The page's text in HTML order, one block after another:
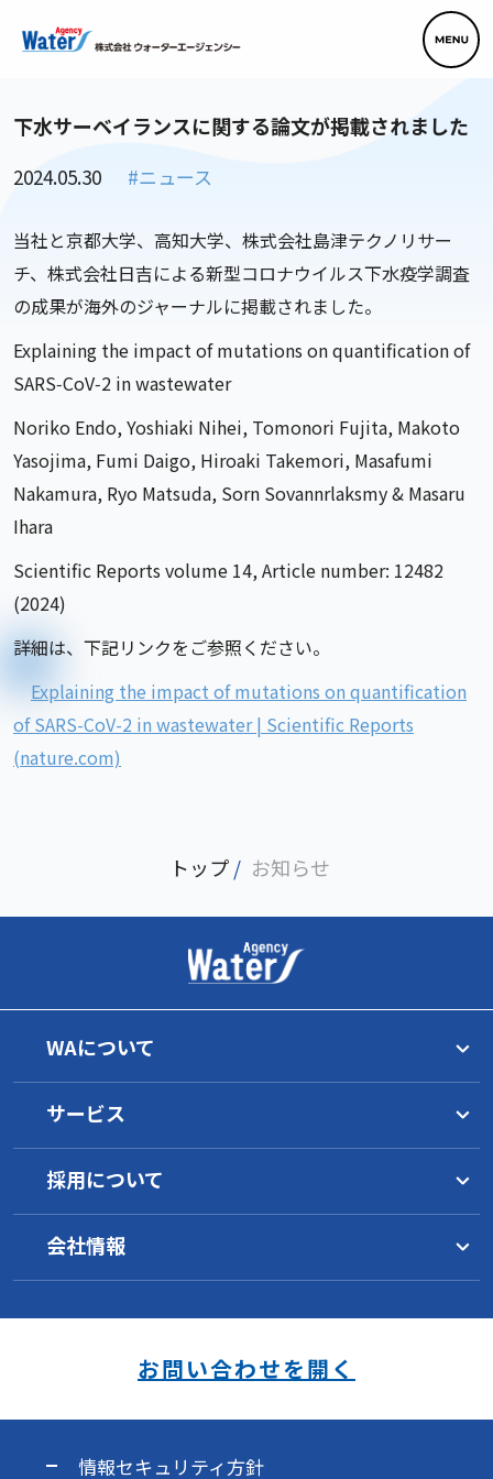
下水サーベイランスに関する論文が掲載されました
2024.05.30 #ニュース
当社と京都大学、高知大学、株式会社島津テクノリサー
チ、株式会社日吉による新型コロナウイルス下水疫学調査
の成果が海外のジャーナルに掲載されました。
Explaining the impact of mutations on quantification of
SARS‑CoV‑2 in wastewater
Noriko Endo, Yoshiaki Nihei, Tomonori Fujita, Makoto
Yasojima, Fumi Daigo, Hiroaki Takemori, Masafumi
Nakamura, Ryo Matsuda, Sorn Sovannrlaksmy & Masaru
Ihara
Scientific Reports volume 14, Article number: 12482
(2024)
詳細は、下記リンクをご参照ください。
Explaining the impact of mutations on quantification
of SARS-CoV-2 in wastewater | Scientific Reports
(nature.com)
トップ / お知らせ
WAについて
トップメッセージ
理念
グループ一覧
WAの目指すもの
事業継続のために
サービス
水マネジメント
サービス概要
水環境について
海外事業
工業薬品
オゾン水／浄水器
オゾン水生成器
採用について
1分でわかるWA
WAの働き方
キャリアパス
採用要項
新卒採用
障がい者採用
会社情報
会社概要
沿革
品質方針
環境方針
お問い合わせを開く
情報セキュリティ方針